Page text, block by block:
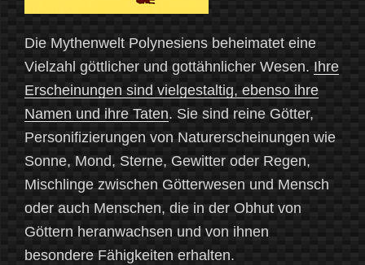
Die Mythenwelt Polynesiens beheimatet eine
Vielzahl göttlicher und gottähnlicher Wesen. Ihre
Erscheinungen sind vielgestaltig, ebenso ihre
Namen und ihre Taten. Sie sind reine Götter,
Personifizierungen von Naturerscheinungen wie
Sonne, Mond, Sterne, Gewitter oder Regen,
Mischlinge zwischen Götterwesen und Mensch
oder auch Menschen, die in der Obhut von
Göttern heranwachsen und von ihnen
besondere Fähigkeiten erhalten.